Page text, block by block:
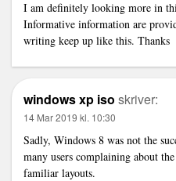
I am definitely looking more in
Informative information are
writing keep up like this. Thanks
windows xp iso skriver:
14 Mar 2019 kl. 10:30
Sadly, Windows 8 was not the
many users complaining about
familiar layouts.